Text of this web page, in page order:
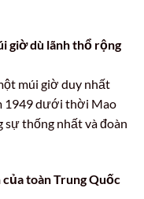
giờ dù lãnh thổ rộng
múi giờ duy nhất
1949 dưới thời Mao
thống nhất và đoàn
toàn Trung Quốc